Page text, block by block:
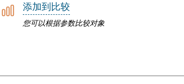
添加到比较
您可以根据参数比较对象